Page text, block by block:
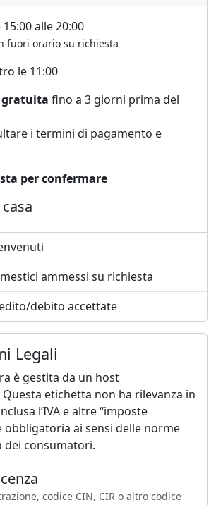
alle 20:00
fuori orario su richiesta
le 11:00
gratuita fino a 3 giorni prima del
i termini di pagamento e
per confermare
ammessi su richiesta
debito accettate
Legali
è gestita da un host
etichetta non ha rilevanza in
l’IVA e altre “imposte
obbligatoria ai sensi delle norme
dei consumatori.
codice CIN, CIR o altro codice